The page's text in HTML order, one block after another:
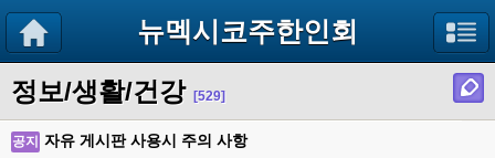
뉴멕시코주한인회
정보/생활/건강 [529]
공지 자유 게시판 사용시 주의 사항